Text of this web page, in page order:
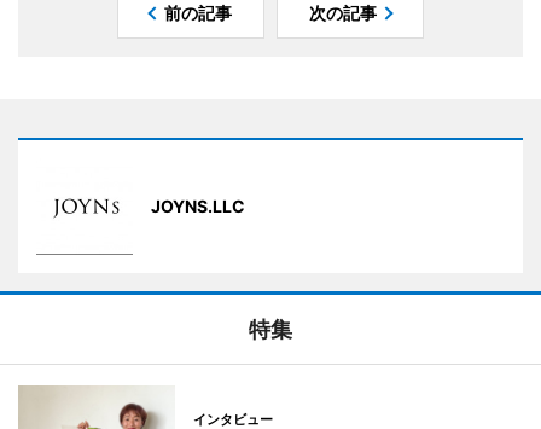
前の記事 次の記事
JOYNS.LLC
特集
インタビュー